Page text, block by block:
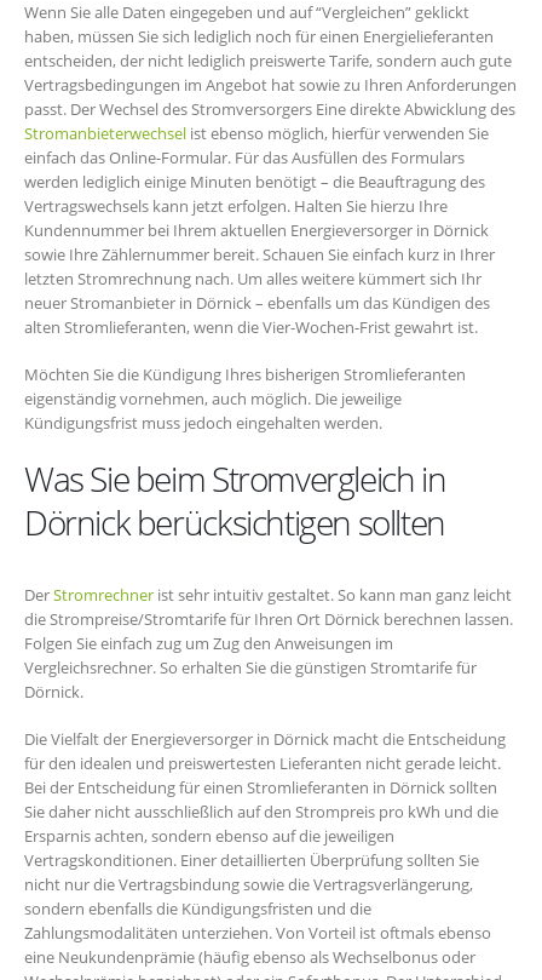
Wenn Sie alle Daten eingegeben und auf “Vergleichen” geklickt
haben, müssen Sie sich lediglich noch für einen Energielieferanten
entscheiden, der nicht lediglich preiswerte Tarife, sondern auch gute
Vertragsbedingungen im Angebot hat sowie zu Ihren Anforderungen
passt. Der Wechsel des Stromversorgers Eine direkte Abwicklung des
Stromanbieterwechsel ist ebenso möglich, hierfür verwenden Sie
einfach das Online-Formular. Für das Ausfüllen des Formulars
werden lediglich einige Minuten benötigt – die Beauftragung des
Vertragswechsels kann jetzt erfolgen. Halten Sie hierzu Ihre
Kundennummer bei Ihrem aktuellen Energieversorger in Dörnick
sowie Ihre Zählernummer bereit. Schauen Sie einfach kurz in Ihrer
letzten Stromrechnung nach. Um alles weitere kümmert sich Ihr
neuer Stromanbieter in Dörnick – ebenfalls um das Kündigen des
alten Stromlieferanten, wenn die Vier-Wochen-Frist gewahrt ist.
Möchten Sie die Kündigung Ihres bisherigen Stromlieferanten
eigenständig vornehmen, auch möglich. Die jeweilige
Kündigungsfrist muss jedoch eingehalten werden.
Was Sie beim Stromvergleich in
Dörnick berücksichtigen sollten
DerStromrechner ist sehr intuitiv gestaltet. So kann man ganz leicht
die Strompreise/Stromtarife für Ihren Ort Dörnick berechnen lassen.
Folgen Sie einfach zug um Zug den Anweisungen im
Vergleichsrechner. So erhalten Sie die günstigen Stromtarife für
Dörnick.
Die Vielfalt der Energieversorger in Dörnick macht die Entscheidung
für den idealen und preiswertesten Lieferanten nicht gerade leicht.
Bei der Entscheidung für einen Stromlieferanten in Dörnick sollten
Sie daher nicht ausschließlich auf den Strompreis pro kWh und die
Ersparnis achten, sondern ebenso auf die jeweiligen
Vertragskonditionen. Einer detaillierten Überprüfung sollten Sie
nicht nur die Vertragsbindung sowie die Vertragsverlängerung,
sondern ebenfalls die Kündigungsfristen und die
Zahlungsmodalitäten unterziehen. Von Vorteil ist oftmals ebenso
eine Neukundenprämie (häufig ebenso als Wechselbonus oder